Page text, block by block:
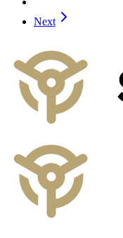
Next